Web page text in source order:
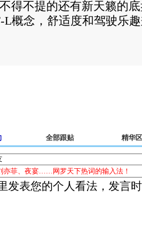
得不提的还有新天籁的
L概念，舒适度和驾驶乐
全部跟贴 精华区
亦菲、夜宴……网罗天下热词的输入法！